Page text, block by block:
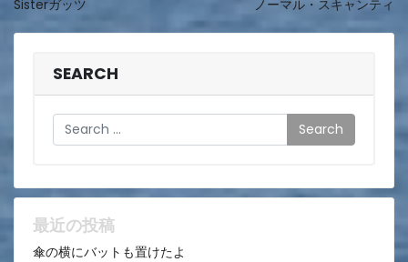
稿
ョ
ン
Sisterガッツ
ノーマル・スキャンティ
SEARCH
Search
最近の投稿
傘の横にバットも置けたよ